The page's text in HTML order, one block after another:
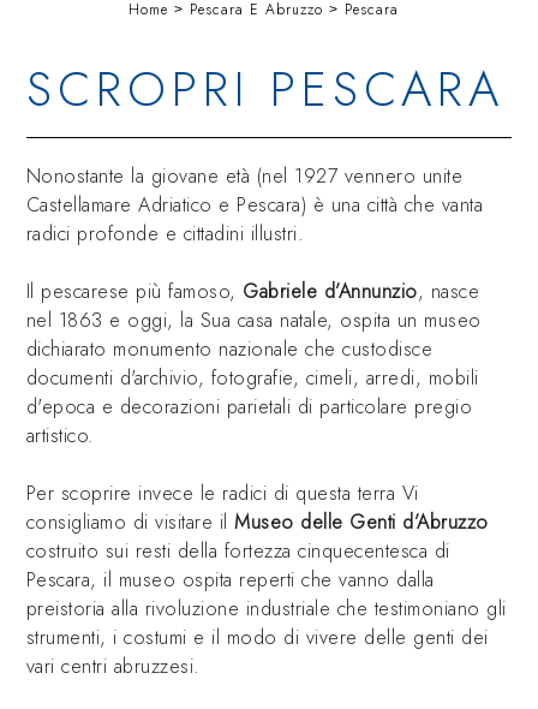
Home Pescara E Abruzzo Pescara
SCROPRI PESCARA
Nonostante la giovane età (nel 1927 vennero unite
Castellamare Adriatico e Pescara) è una città che vanta
radici profonde e cittadini illustri.
Il pescarese più famoso, Gabriele d’Annunzio, nasce
nel 1863 e oggi, la Sua casa natale, ospita un museo
dichiarato monumento nazionale che custodisce
documenti d'archivio, fotografie, cimeli, arredi, mobili
d'epoca e decorazioni parietali di particolare pregio
artistico.
Per scoprire invece le radici di questa terra Vi
consigliamo di visitare ilMuseo delle Genti d’Abruzzo
costruito sui resti della fortezza cinquecentesca di
Pescara, il museo ospita reperti che vanno dalla
preistoria alla rivoluzione industriale che testimoniano gli
strumenti, i costumi e il modo di vivere delle genti dei
vari centri abruzzesi.